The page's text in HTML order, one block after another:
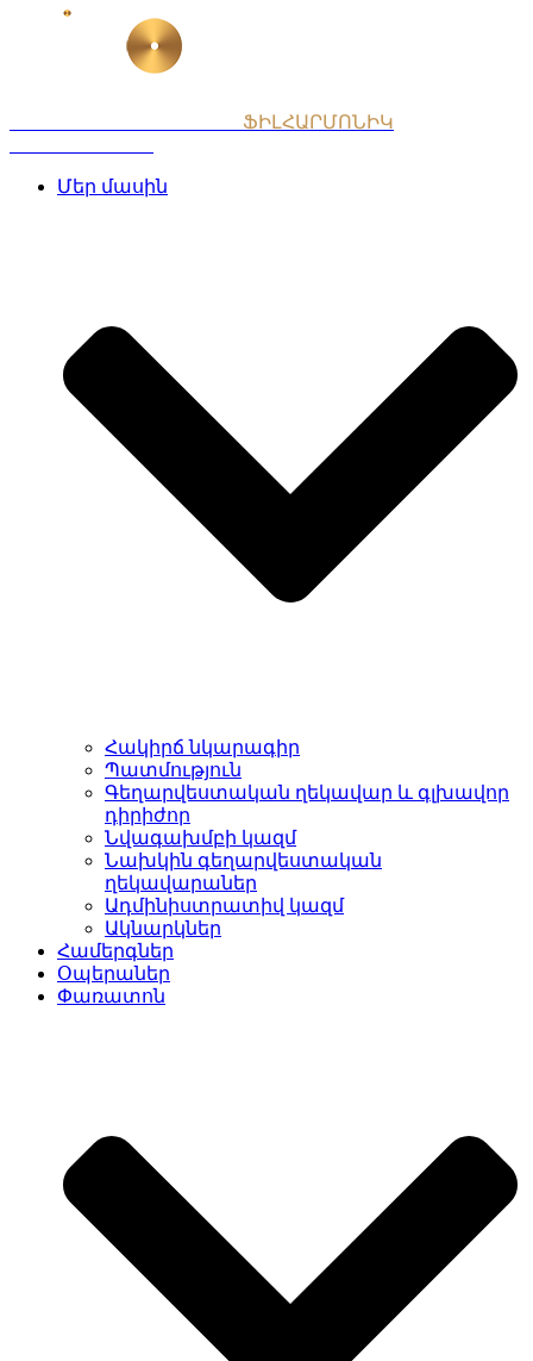
ՖԻԼՀԱՐՄՈՆԻԿ
Մեր մասին
Հակիրճ նկարագիր
Պատմություն
Գեղարվեստական ղեկավար և գլխավոր
դիրիժոր
Նվագախմբի կազմ
Նախկին գեղարվեստական
ղեկավարաներ
Ադմինիստրատիվ կազմ
Ակնարկներ
Համերգներ
Օպերաներ
Փառատոն